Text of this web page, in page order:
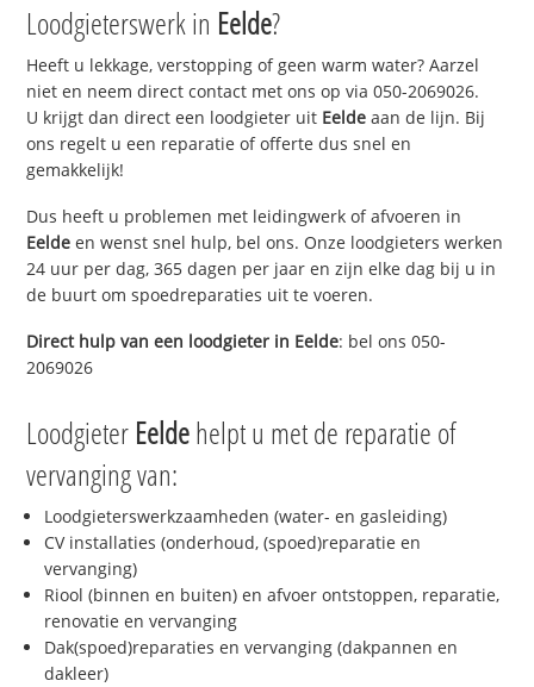
Loodgieterswerk in Eelde?
Heeft u lekkage, verstopping of geen warm water? Aarzel
niet en neem direct contact met ons op via 050-2069026.
U krijgt dan direct een loodgieter uit Eelde aan de lijn. Bij
ons regelt u een reparatie of offerte dus snel en
gemakkelijk!
Dus heeft u problemen met leidingwerk of afvoeren in
Eelde en wenst snel hulp, bel ons. Onze loodgieters werken
24 uur per dag, 365 dagen per jaar en zijn elke dag bij u in
de buurt om spoedreparaties uit te voeren.
Direct hulp van een loodgieter in Eelde: bel ons 050-
2069026
Loodgieter Eeldehelpt u met de reparatie of
vervanging van:
Loodgieterswerkzaamheden (water- en gasleiding)
CV installaties (onderhoud, (spoed)reparatie en
vervanging)
Riool (binnen en buiten) en afvoer ontstoppen, reparatie,
renovatie en vervanging
Dak(spoed)reparaties en vervanging (dakpannen en
dakleer)